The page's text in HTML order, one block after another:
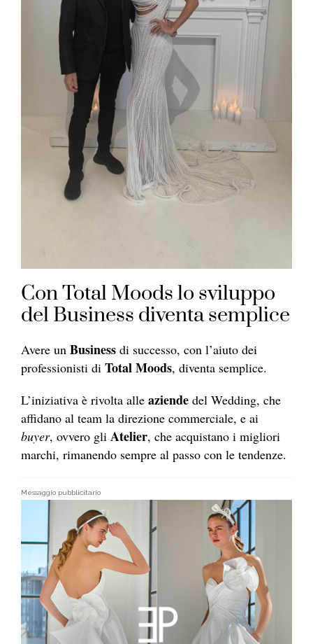
Con Total Moods lo sviluppo
del Business diventa semplice
Avere un Business di successo, con l’aiuto dei
professionisti di Total Moods, diventa semplice.
L’iniziativa è rivolta alle aziende del Wedding, che
affidano al team la direzione commerciale, e ai
buyer, ovvero gli Atelier, che acquistano i migliori
marchi, rimanendo sempre al passo con le tendenze.
Messaggio pubblicitario